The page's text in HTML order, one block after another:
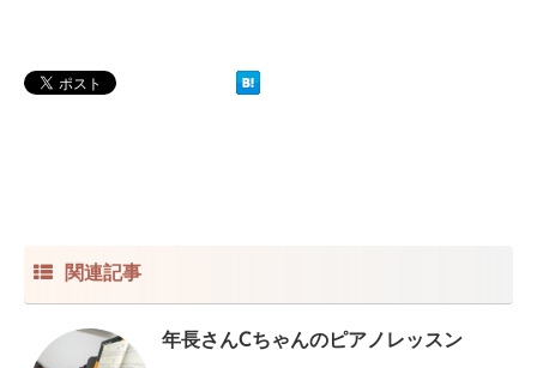
関連記事
年長さんCちゃんのピアノレッスン